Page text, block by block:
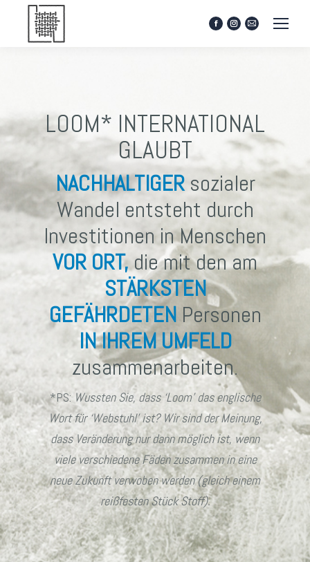
Facebook
Instagram
Mail
LOOM* INTERNATIONAL
GLAUBT
NACHHALTIGERsozialer
Wandel entsteht durch
Investitionen in Menschen
VOR ORT,die mit den am
STÄRKSTEN
GEFÄHRDETEN Personen
IN IHREM UMFELD
zusammenarbeiten.
*PS: Wussten Sie, dass ‘Loom’ das englische
Wort für ‘Webstuhl’ ist? Wir sind der Meinung,
dass Veränderung nur dann möglich ist, wenn
viele verschiedene Fäden zusammen in eine
neue Zukunft verwoben werden (gleich einem
reißfesten Stück Stoff).